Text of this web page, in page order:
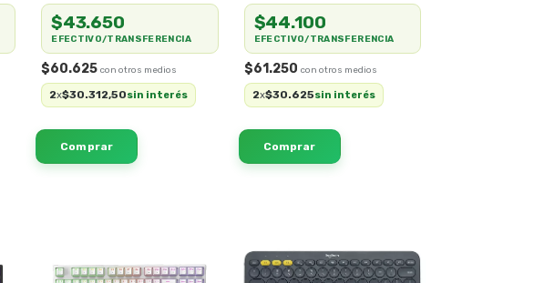
$60.625
2x$30.312,50sin interés
$43.650
EFECTIVO/TRANSFERENCIA
$61.250
2x$30.625sin interés
$44.100
EFECTIVO/TRANSFERENCIA